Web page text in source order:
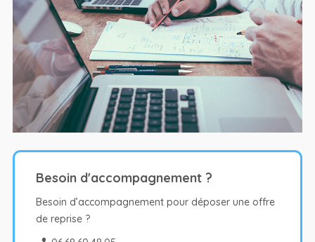
Besoin d'accompagnement ?
Besoin d’accompagnement pour déposer une offre
de reprise ?